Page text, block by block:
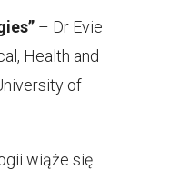
– Dr Evie
Health and
of
wiąże się